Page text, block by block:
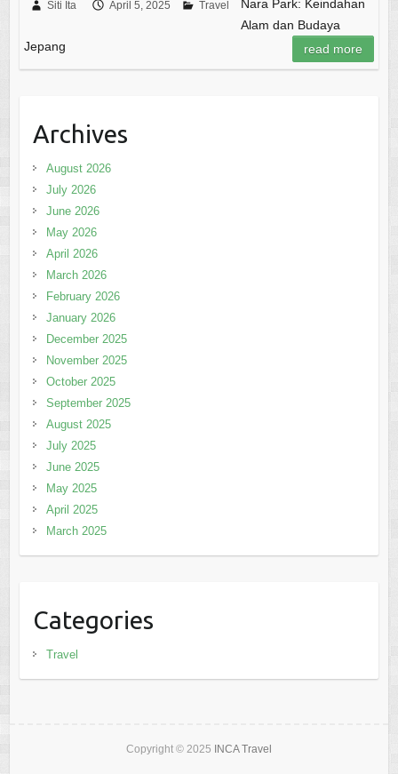
Siti Ita April 5, 2025 Travel
Nara Park: Keindahan
Alam dan Budaya
Jepang
read more
Archives
August 2026
July 2026
June 2026
May 2026
April 2026
March 2026
February 2026
January 2026
December 2025
November 2025
October 2025
September 2025
August 2025
July 2025
June 2025
May 2025
April 2025
March 2025
Categories
Travel
Copyright © 2025 INCA Travel